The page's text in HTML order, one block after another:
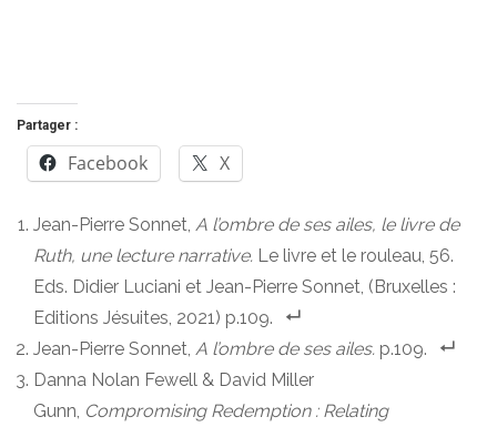
Partager :
Facebook X
Jean-Pierre Sonnet, A l’ombre de ses ailes, le livre de
Ruth, une lecture narrative. Le livre et le rouleau, 56.
Eds. Didier Luciani et Jean-Pierre Sonnet, (Bruxelles :
Editions Jésuites, 2021) p.109.
Jean-Pierre Sonnet, A l’ombre de ses ailes. p.109.
Danna Nolan Fewell & David Miller
Gunn, Compromising Redemption : Relating